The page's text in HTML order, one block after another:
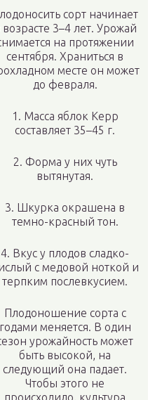
сорт начинает
возрасте 3–4 лет. Урожай
на протяжении
сентября. Храниться в
месте он может
до февраля.
1. Масса яблок Керр
составляет 35–45 г.
2. Форма у них чуть
вытянутая.
3. Шкурка окрашена в
темно-красный тон.
4. Вкус у плодов сладко-
с медовой ноткой и
терпким послевкусием.
Плодоношение сорта с
годами меняется. В один
урожайность может
быть высокой, на
следующий она падает.
Чтобы этого не
происходило, культура